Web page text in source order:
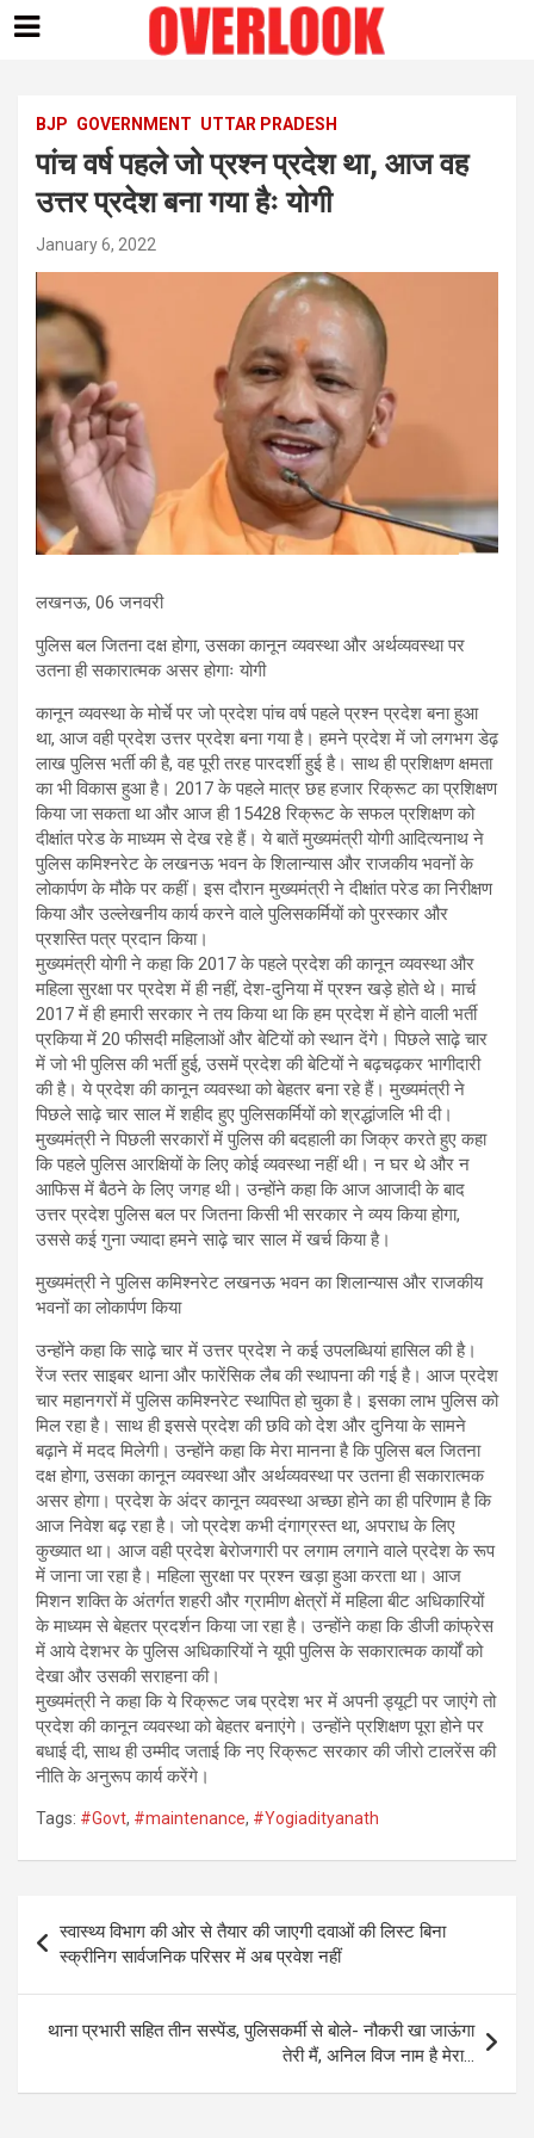
content
BJP GOVERNMENT UTTAR PRADESH
पांच वर्ष पहले जो प्रश्न प्रदेश था, आज वह
उत्तर प्रदेश बना गया हैः योगी
January 6, 2022
लखनऊ, 06 जनवरी
पुलिस बल जितना दक्ष होगा, उसका कानून व्यवस्था और अर्थव्यवस्था पर
उतना ही सकारात्मक असर होगाः योगी
कानून व्यवस्था के मोर्चे पर जो प्रदेश पांच वर्ष पहले प्रश्न प्रदेश बना हुआ
था, आज वही प्रदेश उत्तर प्रदेश बना गया है। हमने प्रदेश में जो लगभग डेढ़
लाख पुलिस भर्ती की है, वह पूरी तरह पारदर्शी हुई है। साथ ही प्रशिक्षण क्षमता
का भी विकास हुआ है। 2017 के पहले मात्र छह हजार रिक्रूट का प्रशिक्षण
किया जा सकता था और आज ही 15428 रिक्रूट के सफल प्रशिक्षण को
दीक्षांत परेड के माध्यम से देख रहे हैं। ये बातें मुख्यमंत्री योगी आदित्यनाथ ने
पुलिस कमिश्नरेट के लखनऊ भवन के शिलान्यास और राजकीय भवनों के
लोकार्पण के मौके पर कहीं। इस दौरान मुख्यमंत्री ने दीक्षांत परेड का निरीक्षण
किया और उल्लेखनीय कार्य करने वाले पुलिसकर्मियों को पुरस्कार और
प्रशस्ति पत्र प्रदान किया।
मुख्यमंत्री योगी ने कहा कि 2017 के पहले प्रदेश की कानून व्यवस्था और
महिला सुरक्षा पर प्रदेश में ही नहीं, देश-दुनिया में प्रश्न खड़े होते थे। मार्च
2017 में ही हमारी सरकार ने तय किया था कि हम प्रदेश में होने वाली भर्ती
प्रकिया में 20 फीसदी महिलाओं और बेटियों को स्थान देंगे। पिछले साढ़े चार
में जो भी पुलिस की भर्ती हुई, उसमें प्रदेश की बेटियों ने बढ़चढ़कर भागीदारी
की है। ये प्रदेश की कानून व्यवस्था को बेहतर बना रहे हैं। मुख्यमंत्री ने
पिछले साढ़े चार साल में शहीद हुए पुलिसकर्मियों को श्रद्धांजलि भी दी।
मुख्यमंत्री ने पिछली सरकारों में पुलिस की बदहाली का जिक्र करते हुए कहा
कि पहले पुलिस आरक्षियों के लिए कोई व्यवस्था नहीं थी। न घर थे और न
आफिस में बैठने के लिए जगह थी। उन्होंने कहा कि आज आजादी के बाद
उत्तर प्रदेश पुलिस बल पर जितना किसी भी सरकार ने व्यय किया होगा,
उससे कई गुना ज्यादा हमने साढ़े चार साल में खर्च किया है।
मुख्यमंत्री ने पुलिस कमिश्नरेट लखनऊ भवन का शिलान्यास और राजकीय
भवनों का लोकार्पण किया
उन्होंने कहा कि साढ़े चार में उत्तर प्रदेश ने कई उपलब्धियां हासिल की है।
रेंज स्तर साइबर थाना और फारेंसिक लैब की स्थापना की गई है। आज प्रदेश
चार महानगरों में पुलिस कमिश्नरेट स्थापित हो चुका है। इसका लाभ पुलिस को
मिल रहा है। साथ ही इससे प्रदेश की छवि को देश और दुनिया के सामने
बढ़ाने में मदद मिलेगी। उन्होंने कहा कि मेरा मानना है कि पुलिस बल जितना
दक्ष होगा, उसका कानून व्यवस्था और अर्थव्यवस्था पर उतना ही सकारात्मक
असर होगा। प्रदेश के अंदर कानून व्यवस्था अच्छा होने का ही परिणाम है कि
आज निवेश बढ़ रहा है। जो प्रदेश कभी दंगाग्रस्त था, अपराध के लिए
कुख्यात था। आज वही प्रदेश बेरोजगारी पर लगाम लगाने वाले प्रदेश के रूप
में जाना जा रहा है। महिला सुरक्षा पर प्रश्न खड़ा हुआ करता था। आज
मिशन शक्ति के अंतर्गत शहरी और ग्रामीण क्षेत्रों में महिला बीट अधिकारियों
के माध्यम से बेहतर प्रदर्शन किया जा रहा है। उन्होंने कहा कि डीजी कांफ्रेस
में आये देशभर के पुलिस अधिकारियों ने यूपी पुलिस के सकारात्मक कार्यों को
देखा और उसकी सराहना की।
मुख्यमंत्री ने कहा कि ये रिक्रूट जब प्रदेश भर में अपनी ड्यूटी पर जाएंगे तो
प्रदेश की कानून व्यवस्था को बेहतर बनाएंगे। उन्होंने प्रशिक्षण पूरा होने पर
बधाई दी, साथ ही उम्मीद जताई कि नए रिक्रूट सरकार की जीरो टालरेंस की
नीति के अनुरूप कार्य करेंगे।
Tags: #Govt, #maintenance, #Yogiadityanath
navigation
स्वास्थ्य विभाग की ओर से तैयार की जाएगी दवाओं की लिस्ट बिना
स्क्रीनिग सार्वजनिक परिसर में अब प्रवेश नहीं
थाना प्रभारी सहित तीन सस्पेंड, पुलिसकर्मी से बोले- नौकरी खा जाऊंगा
तेरी मैं, अनिल विज नाम है मेरा…